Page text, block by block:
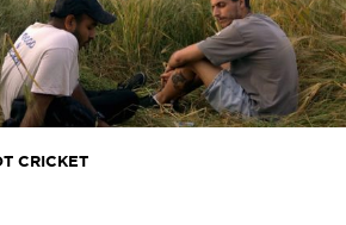
CRICKET